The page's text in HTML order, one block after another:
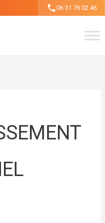
06 31 76 02 46